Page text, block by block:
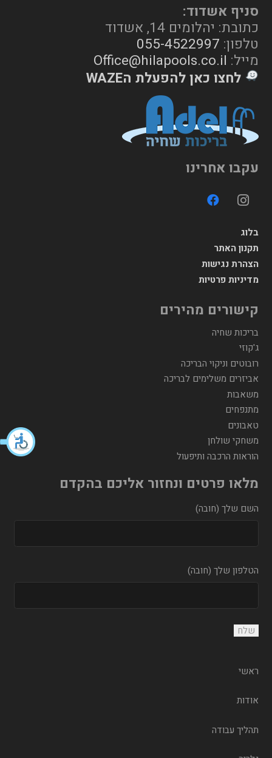
סניף אשדוד:
כתובת: יהלומים 14, אשדוד
טלפון: 055-4522997
מייל: Office@hilapools.co.il
לחצו כאן להפעלת הWAZE
עקבו אחרינו
בלוג
תקנון האתר
הצהרת נגישות
מדיניות פרטיות
קישורים מהירים
בריכות שחיה
ג'קוזי
רובוטים וניקוי הבריכה
אביזרים משלימים לבריכה
משאבות
מתנפחים
טאבונים
משחקי שולחן
הוראות הרכבה ותיפעול
מלאו פרטים ונחזור אליכם בהקדם
השם שלך (חובה)
הטלפון שלך (חובה)
ראשי
אודות
תהליך עבודה